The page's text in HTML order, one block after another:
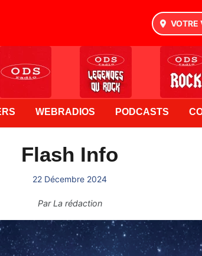
VOTRE
WEBRADIOS PODCASTS
Flash Info
22 Décembre 2024
ParLa rédaction